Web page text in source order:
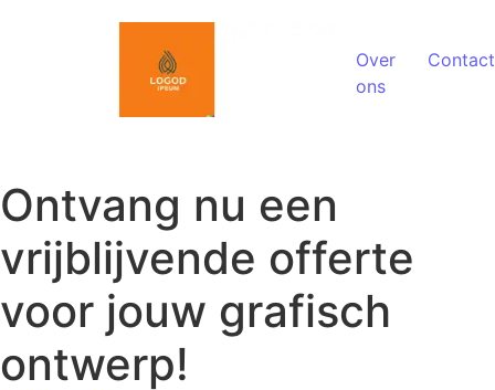
Over
ons
Contact
Ontvang nu een
vrijblijvende offerte
voor jouw grafisch
ontwerp!